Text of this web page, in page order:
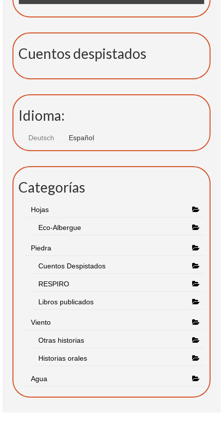
Cuentos despistados
Idioma:
Deutsch Español
Categorías
Hojas
Eco-Albergue
Piedra
Cuentos Despistados
RESPIRO
Libros publicados
Viento
Otras historias
Historias orales
Agua